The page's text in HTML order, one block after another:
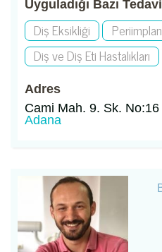
Uyguladığı Bazı
Diş Eksikliği
Diş ve Diş Eti Hastalıkları
Adres
Cami Mah. 9. Sk.
Adana